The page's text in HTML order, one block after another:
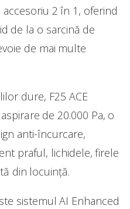
2 în 1, oferind
de la o sarcină de
de mai multe
dure, F25 ACE
de 20.000 Pa, o
anti-încurcare,
praful, lichidele, firele
din locuință.
sistemul AI Enhanced